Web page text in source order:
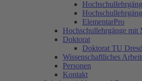
ElementarPro
Hochschullehrgänge mit
Doktorat
Doktorat TU
Wissenschaftliches
Personen
Kontakt